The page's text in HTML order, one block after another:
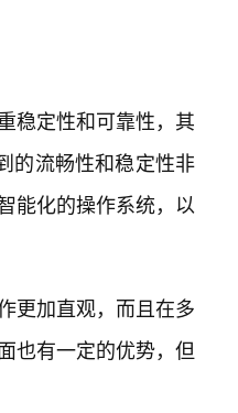
稳定性和可靠性，其
的流畅性和稳定性非
能化的操作系统，以
更加直观，而且在多
也有一定的优势，但